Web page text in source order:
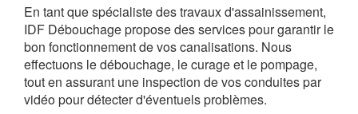
En tant que spécialiste des travaux d'assainissement,
IDF Débouchage propose des services pour garantir le
bon fonctionnement de vos canalisations. Nous
effectuons le débouchage, le curage et le pompage,
tout en assurant une inspection de vos conduites par
vidéo pour détecter d'éventuels problèmes.